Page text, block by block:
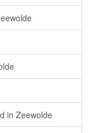
in Zeewolde